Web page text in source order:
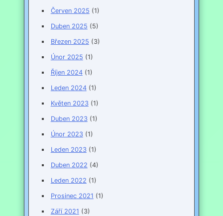
Červen 2025 (1)
Duben 2025 (5)
Březen 2025 (3)
Únor 2025 (1)
Říjen 2024(1)
Leden 2024(1)
Květen 2023(1)
Duben 2023(1)
Únor 2023(1)
Leden 2023(1)
Duben 2022 (4)
Leden 2022 (1)
Prosinec 2021 (1)
Září 2021 (3)